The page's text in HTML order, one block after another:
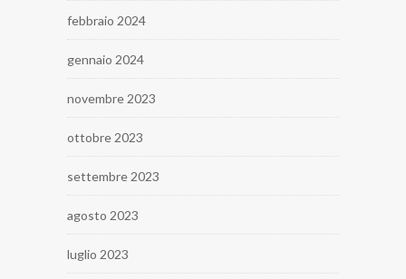
febbraio 2024
gennaio 2024
novembre 2023
ottobre 2023
settembre 2023
agosto 2023
luglio 2023